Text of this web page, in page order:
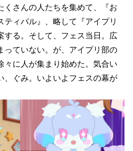
くさんの人たちを集めて、『お
ティバル』、略して『アイプリ
する。そして、フェス当日。広
っていない。が、アイプリ部の
々に人が集まり始めた。気合い
、ぐみ。いよいよフェスの幕が